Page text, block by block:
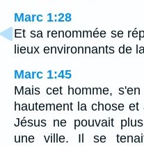
Marc 1:28
Et sa renommée se
lieux environnants de
Marc 1:45
Mais cet homme,
hautement la chose
Jésus ne pouvait
une ville. Il se